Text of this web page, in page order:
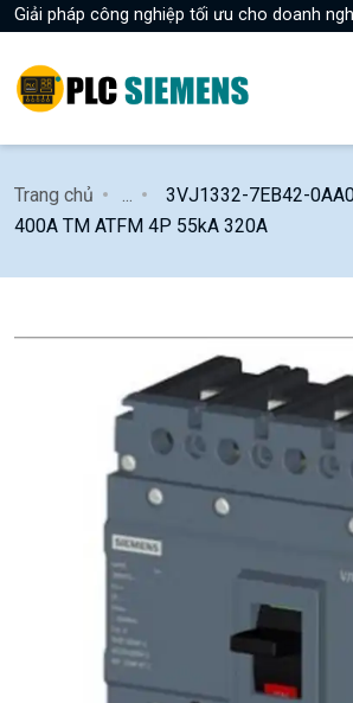
Giải pháp công nghiệp tối ưu cho doanh
Trang chủ
3VJ1332-7EB42-
400A TM ATFM 4P 55kA 320A